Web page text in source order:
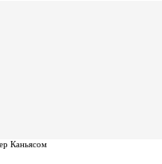
Каньясом